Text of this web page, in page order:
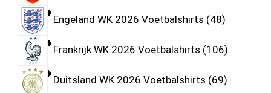
Engeland WK 2026 Voetbalshirts 48
Frankrijk WK 2026 Voetbalshirts 106
Duitsland WK 2026 Voetbalshirts 69